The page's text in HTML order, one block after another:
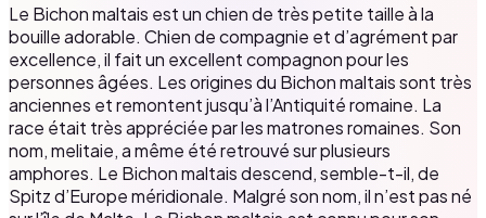
Le Bichon maltais est un chien de très petite taille à la
bouille adorable. Chien de compagnie et d’agrément par
excellence, il fait un excellent compagnon pour les
personnes âgées. Les origines du Bichon maltais sont très
anciennes et remontent jusqu’à l’Antiquité romaine. La
race était très appréciée par les matrones romaines. Son
nom, melitaie, a même été retrouvé sur plusieurs
amphores. Le Bichon maltais descend, semble-t-il, de
Spitz d’Europe méridionale. Malgré son nom, il n’est pas né